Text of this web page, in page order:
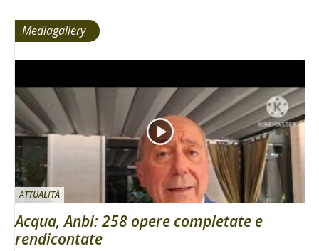
Mediagallery
ATTUALITÀ
Acqua, Anbi: 258 opere completate e
rendicontate